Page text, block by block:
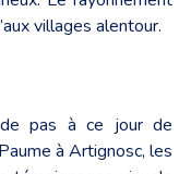
villages alentour.
pas à ce jour de
à Artignosc, les